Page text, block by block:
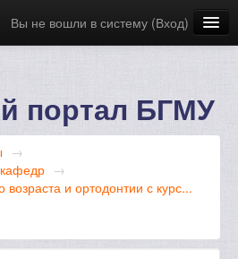
Вы не вошли в систему (Вход)
портал БГМУ
→
→
возраста и ортодонтии с курс...